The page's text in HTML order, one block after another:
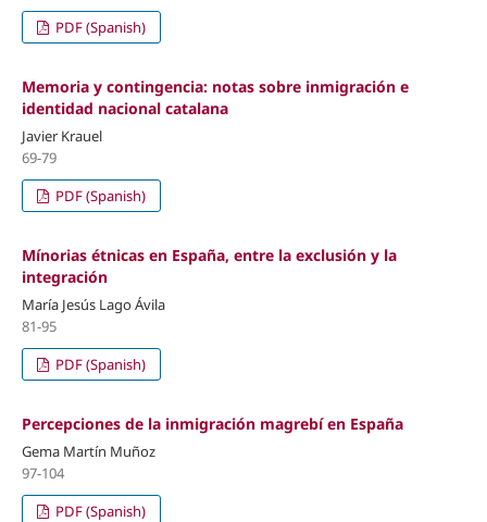
PDF (Spanish)
Memoria y contingencia: notas sobre inmigración e
identidad nacional catalana
Javier Krauel
69-79
PDF (Spanish)
Mínorias étnicas en España, entre la exclusión y la
integración
María Jesús Lago Ávila
81-95
PDF (Spanish)
Percepciones de la inmigración magrebí en España
Gema Martín Muñoz
97-104
PDF (Spanish)